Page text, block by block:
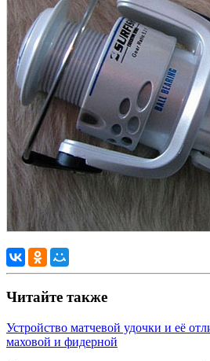
Читайте также
Устройство матчевой удочки и её
маховой и фидерной